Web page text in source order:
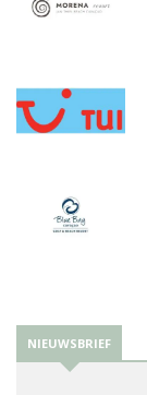
NIEUWSBRIEF